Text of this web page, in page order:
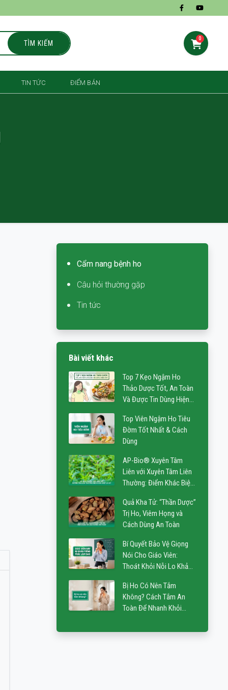
TÌM KIẾM
0
TIN TỨC ĐIỂM BÁN
Cẩm nang bệnh ho
Câu hỏi thường gặp
Tin tức
Bài viết khác
Top 7 Kẹo Ngậm Ho
Thảo Dược Tốt, An Toàn
Và Được Tin Dùng Hiện
Top Viên Ngậm Ho Tiêu
Đờm Tốt Nhất & Cách
Dùng
AP-Bio® Xuyên Tâm
Liên với Xuyên Tâm Liên
Thường: Điểm Khác Biệt
Quả Kha Tử: “Thần Dược”
Trị Ho, Viêm Họng và
Cách Dùng An Toàn
Bí Quyết Bảo Vệ Giọng
Nói Cho Giáo Viên:
Thoát Khỏi Nỗi Lo Khản
Bị Ho Có Nên Tắm
Không? Cách Tắm An
Toàn Để Nhanh Khỏi